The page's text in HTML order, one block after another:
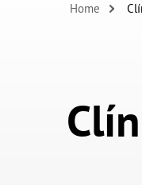
Home